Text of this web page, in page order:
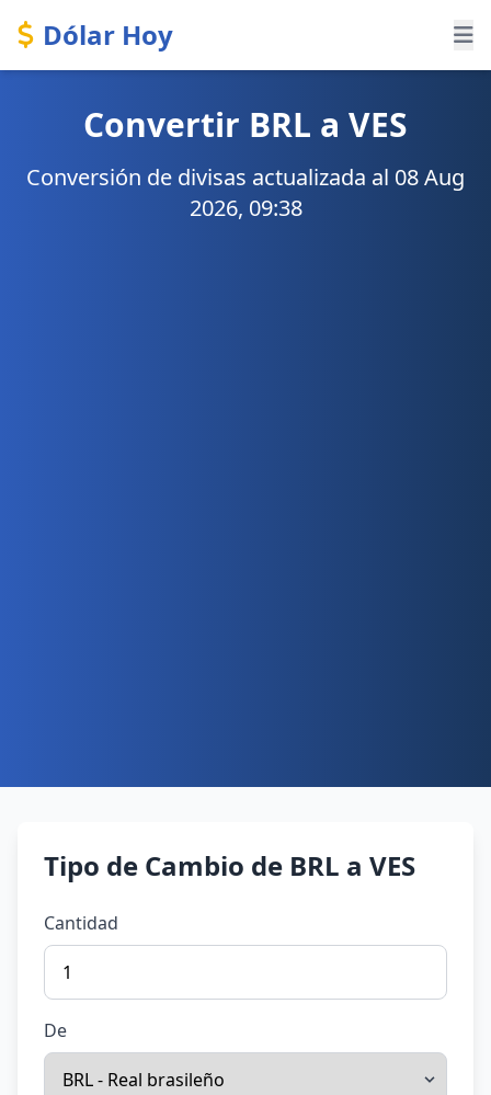
Dólar Hoy
Convertir BRL a VES
Conversión de divisas actualizada al 08 Aug
2026, 09:38
Tipo de Cambio de BRL a VES
Cantidad
De